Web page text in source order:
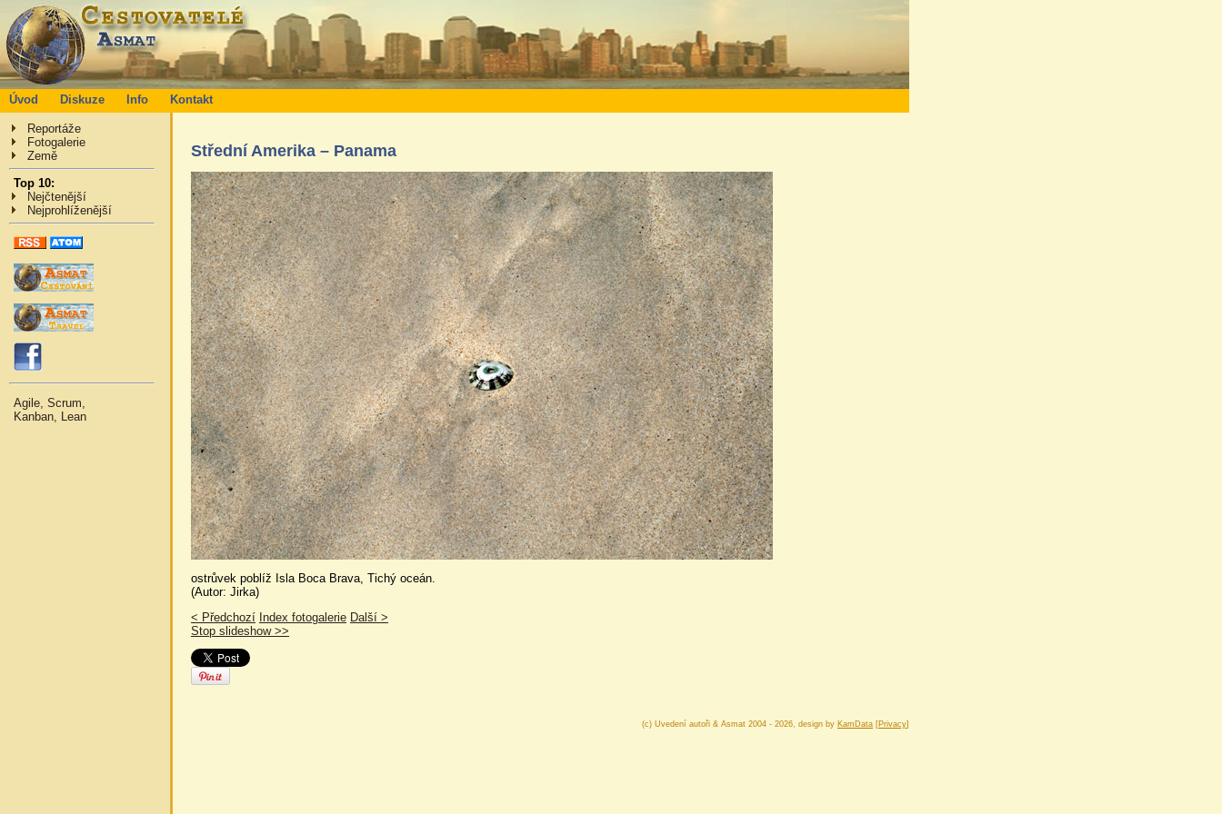
Úvod Diskuze Info Kontakt
Reportáže
Fotogalerie
Země
Top 10:
Nejčtenější
Nejprohlíženější
Agile, Scrum,
Kanban, Lean
Střední Amerika – Panama
ostrůvek poblíž Isla Boca Brava, Tichý oceán.
(Autor: Jirka)
< Předchozí Index fotogalerie Další >
Stop slideshow >>
(c) Uvedení autoři & Asmat 2004 - 2026, design by KamData [Privacy]